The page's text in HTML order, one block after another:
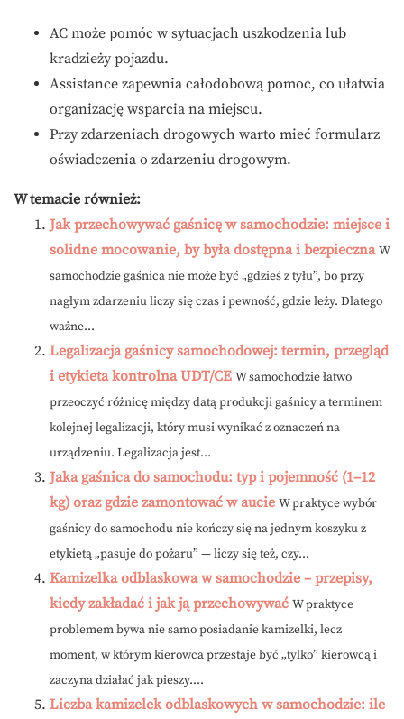
AC może pomóc w sytuacjach uszkodzenia lub
kradzieży pojazdu.
Assistance zapewnia całodobową pomoc, co ułatwia
organizację wsparcia na miejscu.
Przy zdarzeniach drogowych warto mieć formularz
oświadczenia o zdarzeniu drogowym.
W temacie również:
Jak przechowywać gaśnicę w samochodzie: miejsce i
solidne mocowanie, by była dostępna i bezpieczna W
samochodzie gaśnica nie może być „gdzieś z tyłu”, bo przy
nagłym zdarzeniu liczy się czas i pewność, gdzie leży. Dlatego
ważne...
Legalizacja gaśnicy samochodowej: termin, przegląd
i etykieta kontrolna UDT/CE W samochodzie łatwo
przeoczyć różnicę między datą produkcji gaśnicy a terminem
kolejnej legalizacji, który musi wynikać z oznaczeń na
urządzeniu. Legalizacja jest...
Jaka gaśnica do samochodu: typ i pojemność (1–12
kg) oraz gdzie zamontować w aucie W praktyce wybór
gaśnicy do samochodu nie kończy się na jednym koszyku z
etykietą „pasuje do pożaru” — liczy się też, czy...
Kamizelka odblaskowa w samochodzie – przepisy,
kiedy zakładać i jak ją przechowywać W praktyce
problemem bywa nie samo posiadanie kamizelki, lecz
moment, w którym kierowca przestaje być „tylko” kierowcą i
zaczyna działać jak pieszy....
Liczba kamizelek odblaskowych w samochodzie: ile